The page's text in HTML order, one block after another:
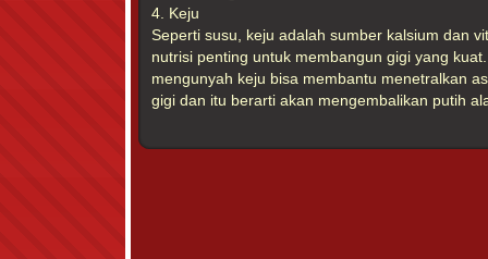
4. Keju
Seperti susu, keju adalah sumber kalsium dan
nutrisi penting untuk membangun gigi yang
mengunyah keju bisa membantu menetralkan
gigi dan itu berarti akan mengembalikan putih